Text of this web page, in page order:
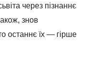
через пізнаннє
знов
останнє їх — гірше